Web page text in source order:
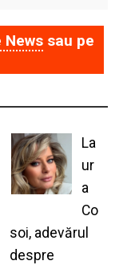
Newssau pe
La
ur
a
Co
soi, adevărul
despre